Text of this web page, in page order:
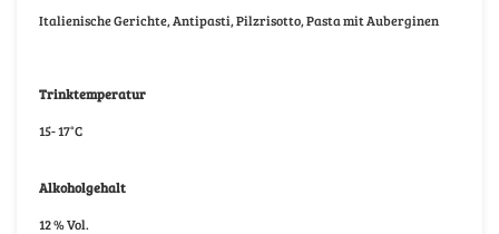
Italienische Gerichte, Antipasti, Pilzrisotto, Pasta mit Auberginen
Trinktemperatur
15- 17°C
Alkoholgehalt
12 % Vol.